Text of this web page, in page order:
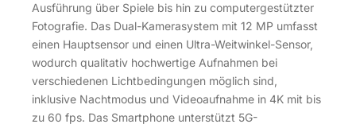
Ausführung über Spiele bis hin zu computergestützter
Fotografie. Das Dual-Kamerasystem mit 12 MP umfasst
einen Hauptsensor und einen Ultra-Weitwinkel-Sensor,
wodurch qualitativ hochwertige Aufnahmen bei
verschiedenen Lichtbedingungen möglich sind,
inklusive Nachtmodus und Videoaufnahme in 4K mit bis
zu 60 fps. Das Smartphone unterstützt 5G-